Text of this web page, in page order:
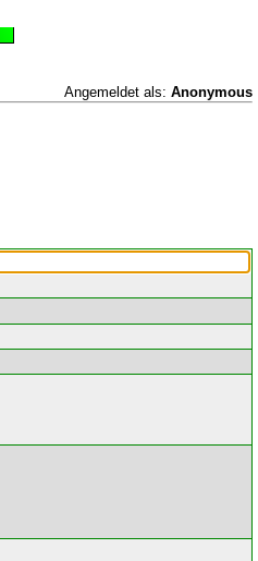
Angemeldet als: Anonymous